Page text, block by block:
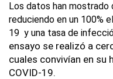
Los datos han mostrado
reduciendo en un 100%
19  y una tasa de
ensayo se realizó a
cuales convivían en su
COVID-19.